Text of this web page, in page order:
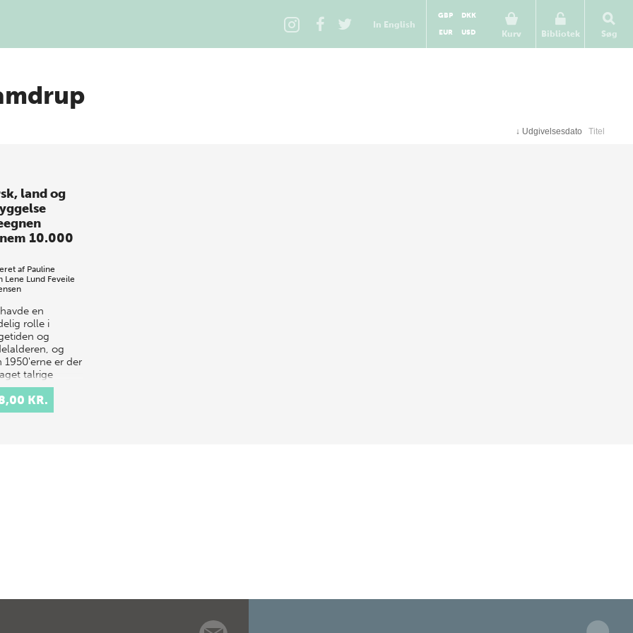
In English
Kurv
GBP
DKK
EUR
USD Bibliotek Søg
↓ Udgivelsesdato Titel
land og
10.000
af Pauline
Lene Lund Feveile
en
rolle i
og
og
1950'erne er der
talrige
for at
byens
KR.